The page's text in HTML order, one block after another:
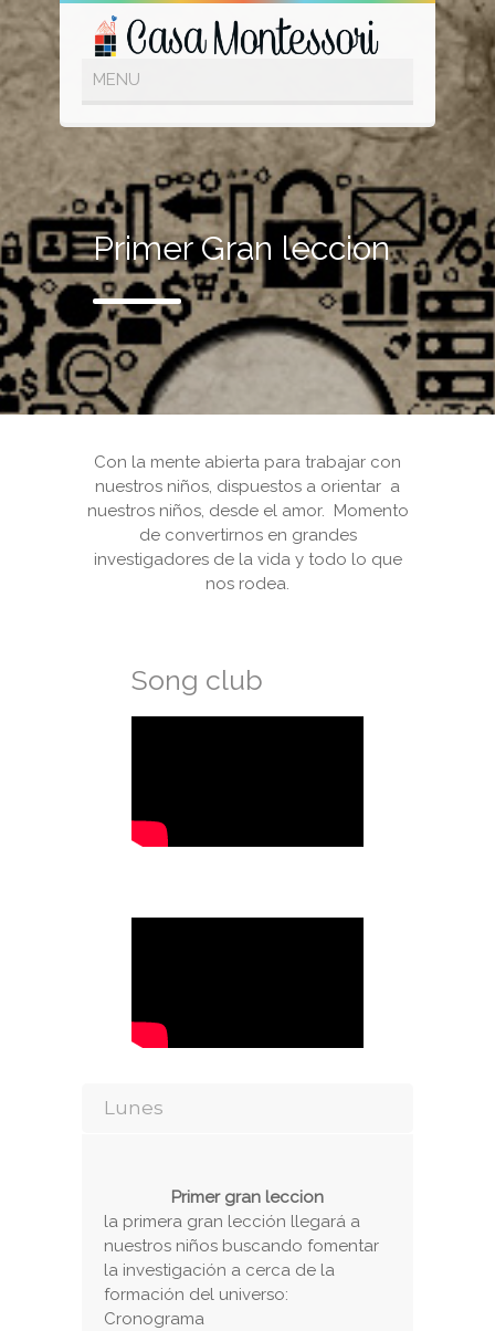
Primer Gran leccion
Con la mente abierta para trabajar con
nuestros niños, dispuestos a orientar a
nuestros niños, desde el amor. Momento
de convertirnos en grandes
investigadores de la vida y todo lo que
nos rodea.
Song club
Lunes
Primer gran leccion
la primera gran lección llegará a
nuestros niños buscando fomentar
la investigación a cerca de la
formación del universo:
Cronograma